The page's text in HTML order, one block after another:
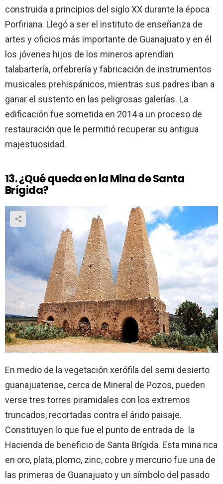
construida a principios del siglo XX durante la época
Porfiriana. Llegó a ser el instituto de enseñanza de
artes y oficios más importante de Guanajuato y en él
los jóvenes hijos de los mineros aprendían
talabartería, orfebrería y fabricación de instrumentos
musicales prehispánicos, mientras sus padres iban a
ganar el sustento en las peligrosas galerías. La
edificación fue sometida en 2014 a un proceso de
restauración que le permitió recuperar su antigua
majestuosidad.
13. ¿Qué queda en la Mina de Santa
Brígida?
En medio de la vegetación xerófila del semi desierto
guanajuatense, cerca de Mineral de Pozos, pueden
verse tres torres piramidales con los extremos
truncados, recortadas contra el árido paisaje.
Constituyen lo que fue el punto de entrada de la
Hacienda de beneficio de Santa Brígida. Esta mina rica
en oro, plata, plomo, zinc, cobre y mercurio fue una de
las primeras de Guanajuato y un símbolo del pasado